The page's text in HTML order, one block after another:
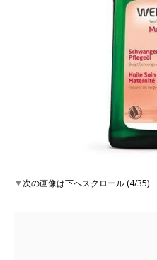
▼次の画像は下へスクロール (4/35)